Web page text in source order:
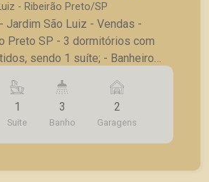
- Ribeirão Preto/SP
Luiz - Vendas -
dormitórios com
sendo 1 suíte; - Banheiro
- Sala de jantar; - Cozinha
de serviço; -
- Banheiro; - Quintal -
seus clientes com
1
Suite
3
Banho
2
Garagens